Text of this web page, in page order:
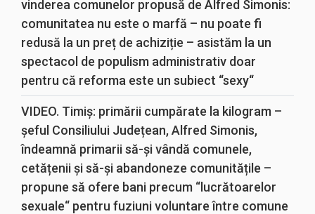
vinderea comunelor propusă de Alfred Simonis:
comunitatea nu este o marfă – nu poate fi
redusă la un preț de achiziție – asistăm la un
spectacol de populism administrativ doar
pentru că reforma este un subiect “sexy“
VIDEO. Timiș: primării cumpărate la kilogram –
șeful Consiliului Județean, Alfred Simonis,
îndeamnă primarii să-și vândă comunele,
cetățenii și să-și abandoneze comunitățile –
propune să ofere bani precum “lucrătoarelor
sexuale“ pentru fuziuni voluntare între comune